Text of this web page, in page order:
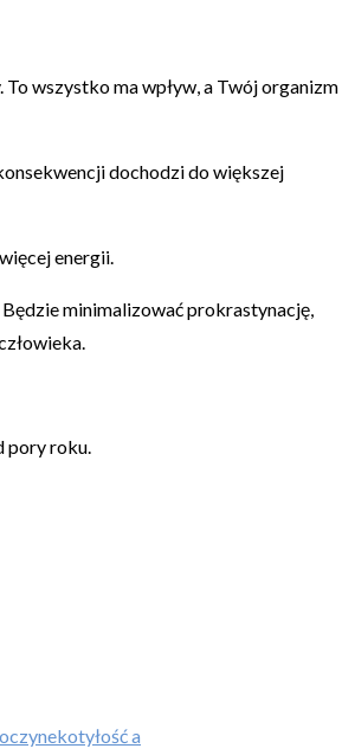
wszystko ma wpływ, a Twój organizm
dochodzi do większej
energii.
Będzie minimalizować prokrastynację,
pory roku.
otyłość a